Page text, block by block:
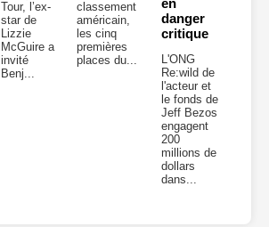
Tour, l’ex-
star de
Lizzie
McGuire a
invité
Benj...
classement
américain,
les cinq
premières
places du...
danger
critique
L'ONG
Re:wild de
l'acteur et
le fonds de
Jeff Bezos
engagent
200
millions de
dollars
dans...